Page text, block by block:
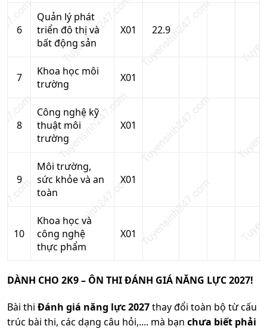
6
Quản lý phát
triển đô thị và
bất động sản
X01 22.9
7
Khoa học môi
trường
X01
8
Công nghệ kỹ
thuật môi
trường
X01
9
Môi trường,
sức khỏe và an
toàn
X01
10
Khoa học và
công nghệ
thực phẩm
X01
DÀNH CHO 2K9 – ÔN THI ĐÁNH GIÁ NĂNG LỰC 2027!
Bài thi Đánh giá năng lực 2027thay đổi toàn bộ từ cấu
trúc bài thi, các dạng câu hỏi,.... mà bạn chưa biết phải